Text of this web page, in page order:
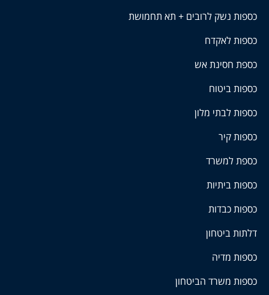
כספות נשק לרובים + תא תחמושת
כספות לאקדח
כספת חסינת אש
כספות ביטוח
כספות לבתי מלון
כספות קיר
כספת למשרד
כספות ביתיות
כספות כבדות
דלתות ביטחון
כספות מדיה
כספות משרד הביטחון